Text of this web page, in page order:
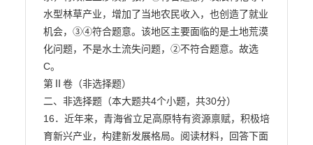
水型林草产业，增加了当地农民收入，也创造了就业
机会，③④符合题意。该地区主要面临的是土地荒漠
化问题，不是水土流失问题，②不符合题意。故选
C。
第Ⅱ卷（非选择题）
二、非选择题（本大题共4个小题，共30分）
16．近年来，青海省立足高原特有资源禀赋，积极培
育新兴产业，构建新发展格局。阅读材料，回答下面